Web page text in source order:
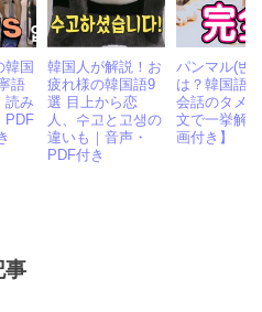
韓国
語
読み
PDF
韓国人が解説！お
疲れ様の韓国語9
選 目上から恋
人、수고と고생の
違いも｜音声・
PDF付き
パンマル(반
は？韓国語
会話のタメ
文で一挙解
画付き】
事